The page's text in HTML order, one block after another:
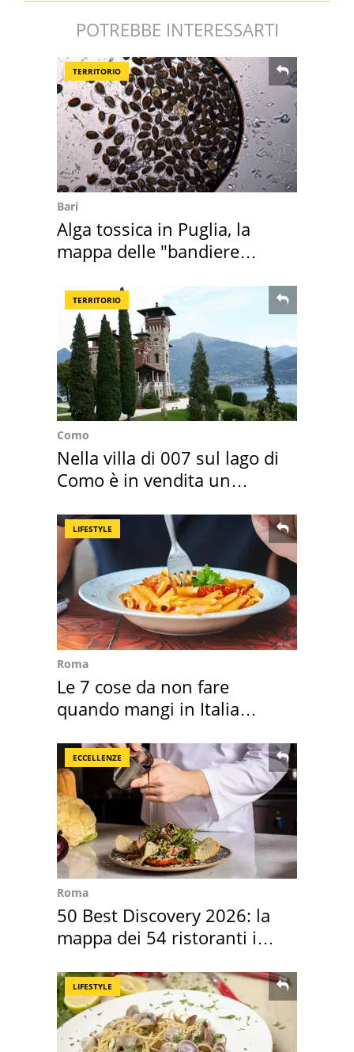
POTREBBE INTERESSARTI
TERRITORIO
Bari
Alga tossica in Puglia, la
mappa delle "bandiere
TERRITORIO
Como
Nella villa di 007 sul lago di
Como è in vendita un
LIFESTYLE
Roma
Le 7 cose da non fare
quando mangi in Italia
ECCELLENZE
Roma
50 Best Discovery 2026: la
mappa dei 54 ristoranti in
LIFESTYLE